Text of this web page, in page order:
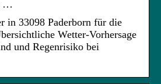
…
in 33098 Paderborn für die
Wetter-Vorhersage
und Regenrisiko bei